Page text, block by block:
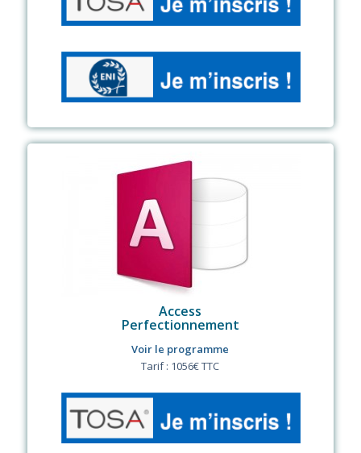
Access
Perfectionnement
Voir le programme
Tarif : 1056€ TTC